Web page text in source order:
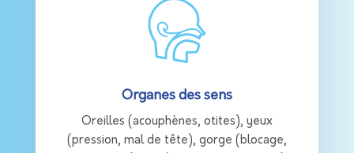
Organes des sens
Oreilles (acouphènes, otites), yeux
(pression, mal de tête), gorge (blocage,